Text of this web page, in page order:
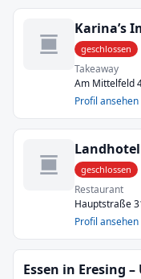
Karina’s
geschlossen
Takeaway
Am Mittelfeld
Profil
geschlossen
Restaurant
Hauptstraße
Profil
Essen in Eresing